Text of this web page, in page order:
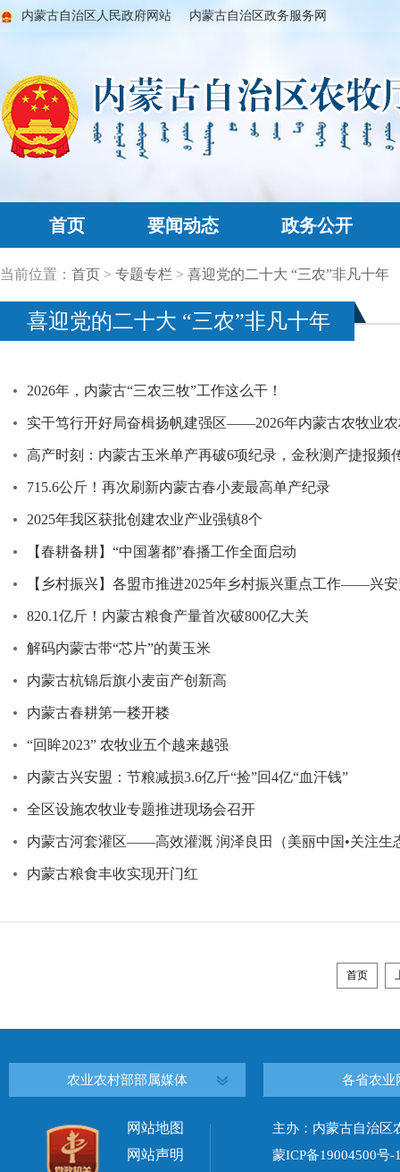
内蒙古自治区人民政府网站 内蒙古自治区政务服务网
首页 要闻动态 政务公开
当前位置： 首页 > 专题专栏 > 喜迎党的二十大 “三农”非凡十年
喜迎党的二十大 “三农”非凡十年
2026年，内蒙古“三农三牧”工作这么干！
实干笃行开好局奋楫扬帆建强区——2026年内蒙古农牧业
高产时刻：内蒙古玉米单产再破6项纪录，金秋测产捷报频
715.6公斤！再次刷新内蒙古春小麦最高单产纪录
2025年我区获批创建农业产业强镇8个
【春耕备耕】“中国薯都”春播工作全面启动
【乡村振兴】各盟市推进2025年乡村振兴重点工作——兴
820.1亿斤！内蒙古粮食产量首次破800亿大关
解码内蒙古带“芯片”的黄玉米
内蒙古杭锦后旗小麦亩产创新高
内蒙古春耕第一耧开耧
“回眸2023” 农牧业五个越来越强
内蒙古兴安盟：节粮减损3.6亿斤“捡”回4亿“血汗钱”
全区设施农牧业专题推进现场会召开
内蒙古河套灌区——高效灌溉 润泽良田（美丽中国•关注生
内蒙古粮食丰收实现开门红
首页
农业农村部部属媒体 各省农业
网站地图
网站声明
主办：内蒙古自治
蒙ICP备19004500号-